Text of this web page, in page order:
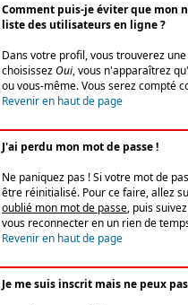
Comment puis-je éviter que mon
liste des utilisateurs en ligne ?
Dans votre profil, vous trouverez
choisissezOui, vous n'apparaîtrez
ou vous-même. Vous serez compté
Revenir en haut de page
J'ai perdu mon mot de passe !
Ne paniquez pas ! Si votre mot de
être réinitialisé. Pour ce faire, allez
oublié mon mot de passe, puis
vous reconnecter en un rien de
Revenir en haut de page
Je me suis inscrit mais ne peux